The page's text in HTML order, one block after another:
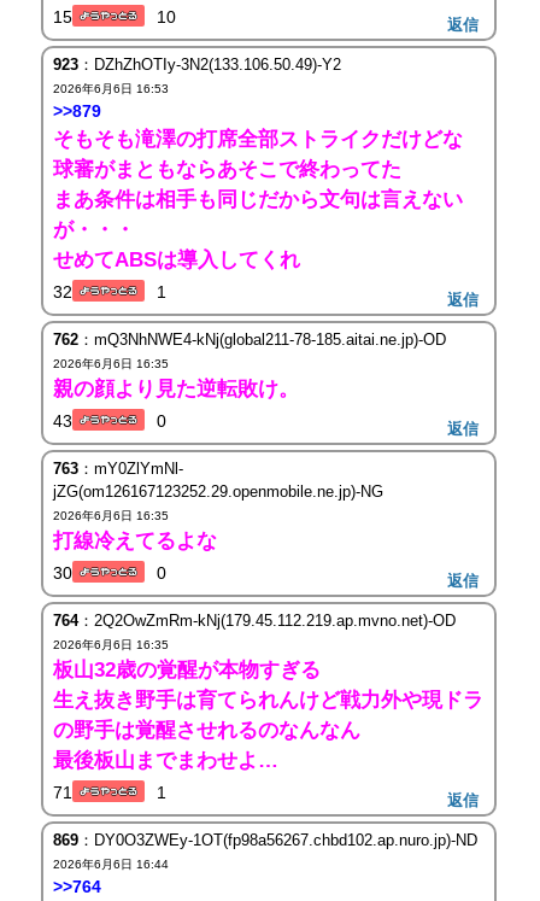
15 10 返信
923：DZhZhOTIy-3N2(133.106.50.49)-Y2
2026年6月6日 16:53
>>879
そもそも滝澤の打席全部ストライクだけどな
球審がまともならあそこで終わってた
まあ条件は相手も同じだから文句は言えない
が・・・
せめてABSは導入してくれ
32 1 返信
762：mQ3NhNWE4-kNj(global211-78-185.aitai.ne.jp)-OD
2026年6月6日 16:35
親の顔より見た逆転敗け。
43 0 返信
763：mY0ZlYmNl-
jZG(om126167123252.29.openmobile.ne.jp)-NG
2026年6月6日 16:35
打線冷えてるよな
30 0 返信
764：2Q2OwZmRm-kNj(179.45.112.219.ap.mvno.net)-OD
2026年6月6日 16:35
板山32歳の覚醒が本物すぎる
生え抜き野手は育てられんけど戦力外や現ドラ
の野手は覚醒させれるのなんなん
最後板山までまわせよ…
71 1 返信
869：DY0O3ZWEy-1OT(fp98a56267.chbd102.ap.nuro.jp)-ND
2026年6月6日 16:44
>>764